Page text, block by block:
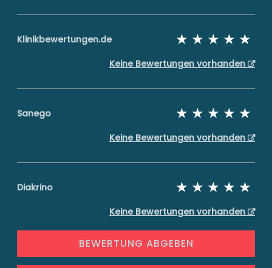
Klinikbewertungen.de
Keine Bewertungen vorhanden
Sanego
Keine Bewertungen vorhanden
Diakrino
Keine Bewertungen vorhanden
BEWERTUNG ABGEBEN